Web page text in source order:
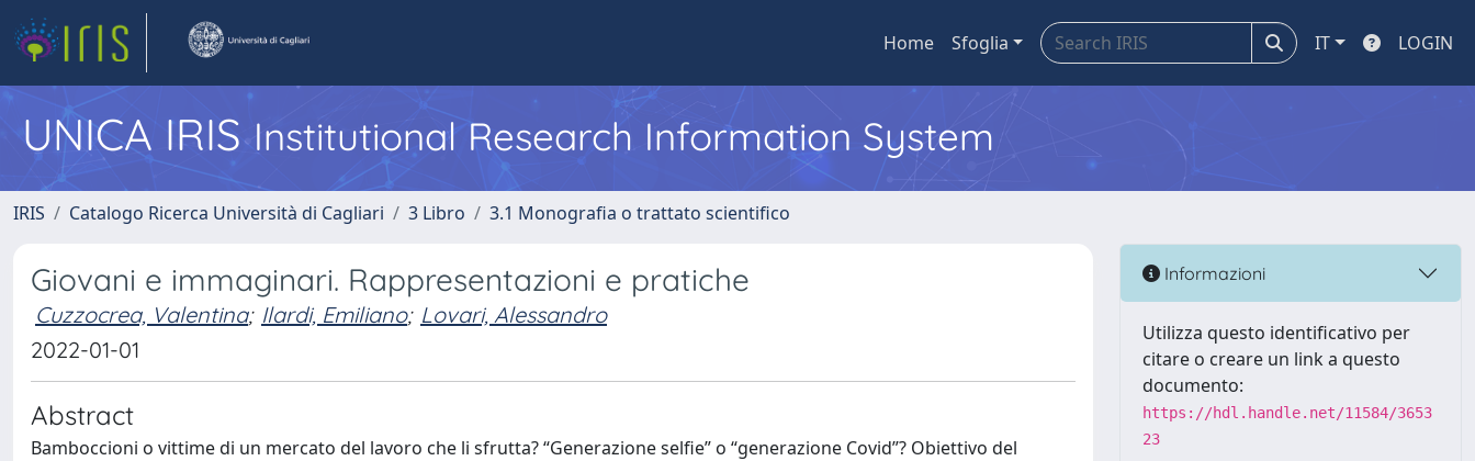
Home Sfoglia IT LOGIN
UNICA IRISInstitutional Research Information System
IRIS Catalogo Ricerca Università di Cagliari 3 Libro 3.1 Monografia o trattato scientifico
Giovani e immaginari. Rappresentazioni e pratiche
Cuzzocrea, Valentina; Ilardi, Emiliano; Lovari, Alessandro
2022-01-01
Abstract
Bamboccioni o vittime di un mercato del lavoro che li sfrutta? “Generazione selfie” o “generazione Covid”? Obiettivo del
Informazioni
Utilizza questo identificativo per
citare o creare un link a questo
documento:
https://hdl.handle.net/11584/3653
23